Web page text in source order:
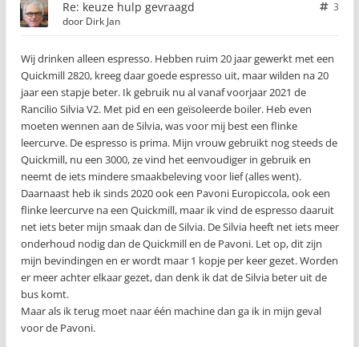
Re: keuze hulp gevraagd
3
door Dirk Jan
Wij drinken alleen espresso. Hebben ruim 20 jaar gewerkt met een
Quickmill 2820, kreeg daar goede espresso uit, maar wilden na 20
jaar een stapje beter. Ik gebruik nu al vanaf voorjaar 2021 de
Rancilio Silvia V2. Met pid en een geïsoleerde boiler. Heb even
moeten wennen aan de Silvia, was voor mij best een flinke
leercurve. De espresso is prima. Mijn vrouw gebruikt nog steeds de
Quickmill, nu een 3000, ze vind het eenvoudiger in gebruik en
neemt de iets mindere smaakbeleving voor lief (alles went).
Daarnaast heb ik sinds 2020 ook een Pavoni Europiccola, ook een
flinke leercurve na een Quickmill, maar ik vind de espresso daaruit
net iets beter mijn smaak dan de Silvia. De Silvia heeft net iets meer
onderhoud nodig dan de Quickmill en de Pavoni. Let op, dit zijn
mijn bevindingen en er wordt maar 1 kopje per keer gezet. Worden
er meer achter elkaar gezet, dan denk ik dat de Silvia beter uit de
bus komt.
Maar als ik terug moet naar één machine dan ga ik in mijn geval
voor de Pavoni.